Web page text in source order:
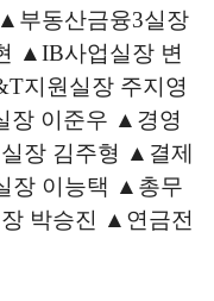
부동산금융3실장
▲IB사업실장 변
지원실장 주지영
장 이준우 ▲경영
장 김주형 ▲결제
장 이능택 ▲총무
박승진 ▲연금전